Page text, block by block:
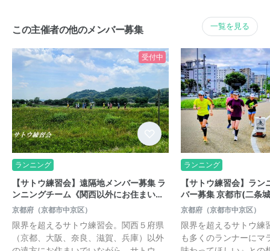
この主催者の他のメンバー募集 一覧を見る
受付中
ランニング
【サトウ練習会】遠隔地メンバー募集 ラ
ンニングチーム《関西以外にお住まい…
京都府（京都市中京区）
限界を超えるサトウ練習会。関西５府県
（京都、大阪、奈良、滋賀、兵庫）以外
ランニング
【サトウ練習会】ラ
バー募集 京都市(二条
京都府（京都市中京区）
限界を超えるサトウ練
も多くのランナーにマ